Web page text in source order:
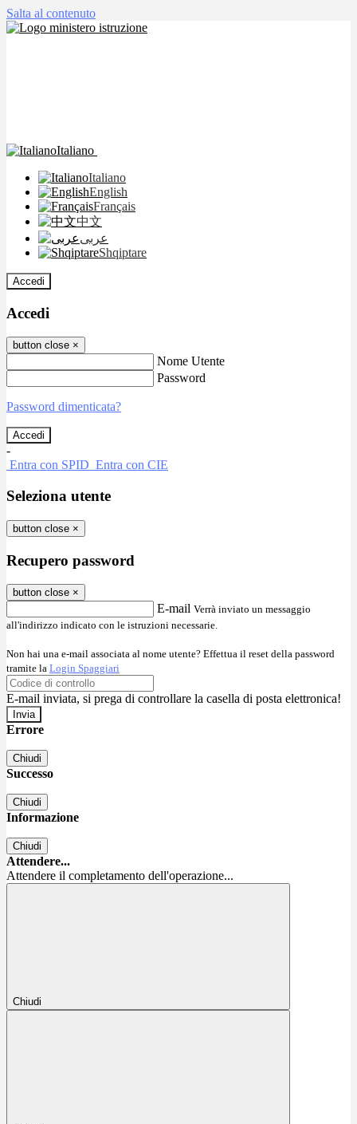
Salta al contenuto
Italiano
Italiano
English
Français
中文
عربى
Shqiptare
Accedi
Accedi
button close ×
Nome Utente
Password
Password dimenticata?
-
Entra con SPID Entra con CIE
Seleziona utente
button close ×
Recupero password
button close ×
E-mail Verrà inviato un messaggio
all'indirizzo indicato con le istruzioni necessarie.
Non hai una e-mail associata al nome utente? Effettua il reset della password
tramite la Login Spaggiari
E-mail inviata, si prega di controllare la casella di posta elettronica!
Errore
Chiudi
Successo
Chiudi
Informazione
Chiudi
Attendere...
Attendere il completamento dell'operazione...
Chiudi